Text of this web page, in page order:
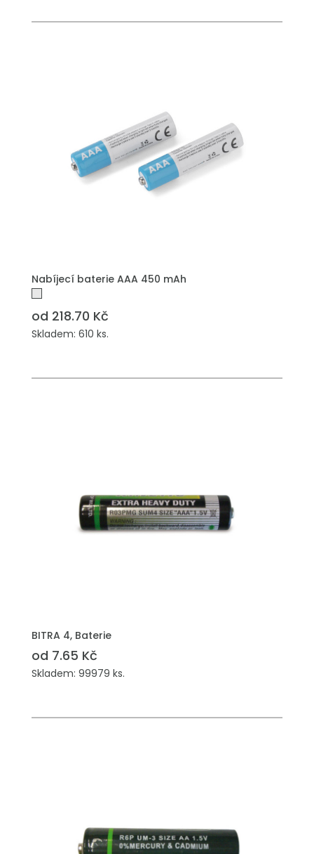
Nabíjecí baterie AAA 450 mAh
od 218.70 Kč
Skladem: 610 ks.
BITRA 4, Baterie
od 7.65 Kč
Skladem: 99979 ks.